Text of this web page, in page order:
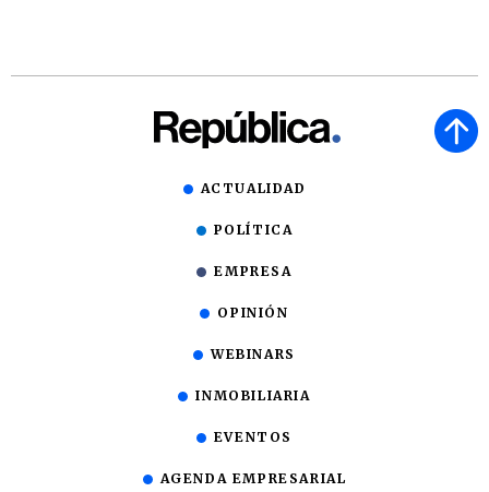
ACTUALIDAD
POLÍTICA
EMPRESA
OPINIÓN
WEBINARS
INMOBILIARIA
EVENTOS
AGENDA EMPRESARIAL